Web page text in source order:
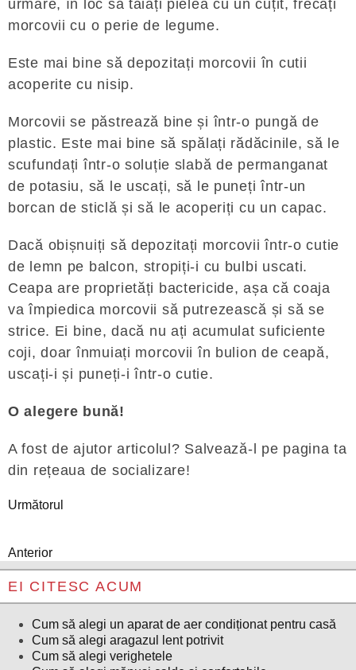
urmare, în loc să tăiați pielea cu un cuțit, frecați
morcovii cu o perie de legume.
Este mai bine să depozitați morcovii în cutii
acoperite cu nisip.
Morcovii se păstrează bine și într-o pungă de
plastic. Este mai bine să spălați rădăcinile, să le
scufundați într-o soluție slabă de permanganat
de potasiu, să le uscați, să le puneți într-un
borcan de sticlă și să le acoperiți cu un capac.
Dacă obișnuiți să depozitați morcovii într-o cutie
de lemn pe balcon, stropiți-i cu bulbi uscati.
Ceapa are proprietăți bactericide, așa că coaja
va împiedica morcovii să putrezească și să se
strice. Ei bine, dacă nu ați acumulat suficiente
coji, doar înmuiați morcovii în bulion de ceapă,
uscați-i și puneți-i într-o cutie.
O alegere bună!
A fost de ajutor articolul? Salvează-l pe pagina ta
din rețeaua de socializare!
Următorul
Anterior
EI CITESC ACUM
Cum să alegi un aparat de aer condiționat pentru casă
Cum să alegi aragazul lent potrivit
Cum să alegi verighetele